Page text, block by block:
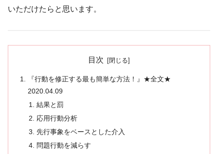
いただけたらと思います。
目次
『行動を修正する最も簡単な方法！』★全文★
2020.04.09
結果と罰
応用行動分析
先行事象をベースとした介入
問題行動を減らす